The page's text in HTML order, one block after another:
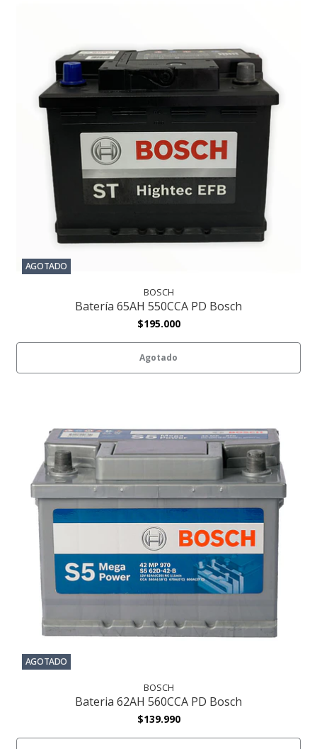
AGOTADO
BOSCH
Batería 65AH 550CCA PD Bosch
$195.000
Agotado
AGOTADO
BOSCH
Bateria 62AH 560CCA PD Bosch
$139.990